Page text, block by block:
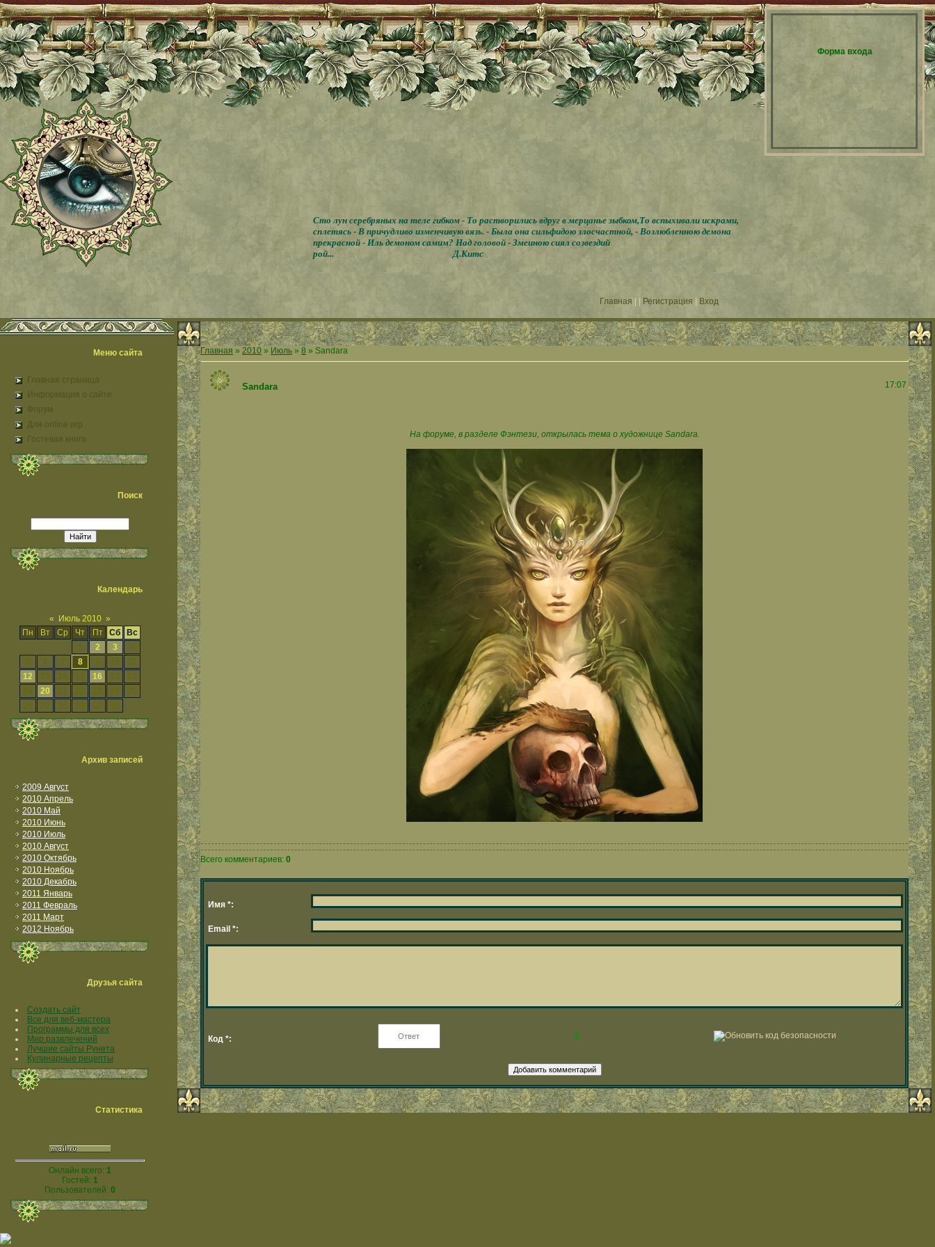
Сто лун серебряных на теле гибком - То растворились вдруг в мерцанье зыбком,То вспыхивали искрами,
сплетясь - В причудливо изменчивую вязь. - Была она сильфидою злосчастной, - Возлюбленною демона
прекрасной - Иль демоном самим? Над головой - Змеиною сиял созвездий
рой...
Д.Китс
Главная Регистрация Вход
Форма входа
Меню сайта
Главная страница
Информация о сайте
Форум
Для online игр
Гостевая книга
Поиск
Календарь
« Июль 2010 »
Пн
Вт Ср Чт Пт Сб
Вс
1
2 3
4
5
6 7 8 9 10
11
12
13 14 15 16 17
18
19
20 21 22 23 24
25
26
27 28 29 30 31
Архив записей
2009 Август
2010 Апрель
2010 Май
2010 Июнь
2010 Июль
2010 Август
2010 Октябрь
2010 Ноябрь
2010 Декабрь
2011 Январь
2011 Февраль
2011 Март
2012 Ноябрь
Друзья сайта
Создать сайт
Все для веб-мастера
Программы для всех
Мир развлечений
Лучшие сайты Рунета
Кулинарные рецепты
Статистика
Онлайн всего: 1
Гостей: 1
Пользователей: 0
Главная » 2010 » Июль » 8 » Sandara
Sandara 17:07
На форуме, в разделе Фэнтези, открылась тема о художнице Sandara.
Всего комментариев: 0
Имя *:
Email *:
Код *: